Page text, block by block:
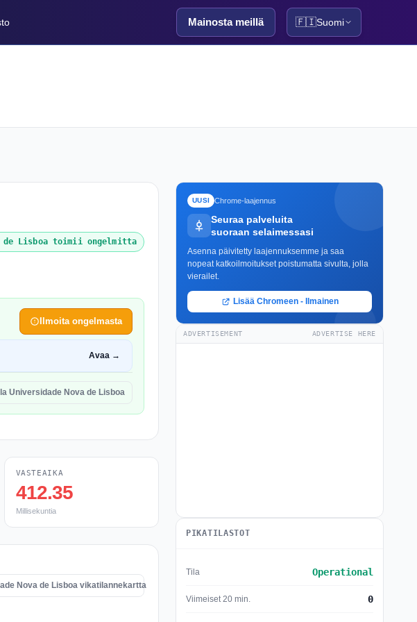
Mainosta meillä 🇫🇮Suomi
de Lisboa toimii ongelmitta
Ilmoita ongelmasta
Avaa →
Universidade Nova de Lisboa
VASTEAIKA
412.35
Millisekuntia
Nova de Lisboa vikatilannekartta
UUSI Chrome-laajennus
Seuraa palveluita
suoraan selaimessasi
Asenna päivitetty laajennuksemme ja saa
nopeat katkoilmoitukset poistumatta sivulta, jolla
vierailet.
Lisää Chromeen - Ilmainen
ADVERTISEMENT ADVERTISE HERE
PIKATILASTOT
Tila Operational
Viimeiset 20 min. 0